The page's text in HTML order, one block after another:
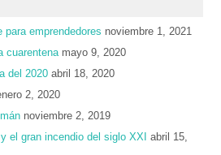
para emprendedores noviembre 1, 2021
cuarentena mayo 9, 2020
del 2020 abril 18, 2020
2, 2020
noviembre 2, 2019
el gran incendio del siglo XXI
abril 15,